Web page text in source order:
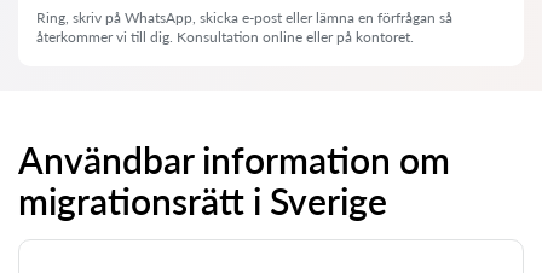
Ring, skriv på WhatsApp, skicka e-post eller lämna en förfrågan så
återkommer vi till dig. Konsultation online eller på kontoret.
Användbar information om
migrationsrätt i Sverige